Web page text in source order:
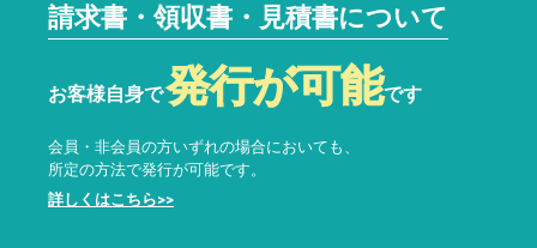
請求書・領収書・見積書について
お客様自身で発行が可能です
会員・非会員の方いずれの場合においても、
所定の方法で発行が可能です。
詳しくはこちら>>